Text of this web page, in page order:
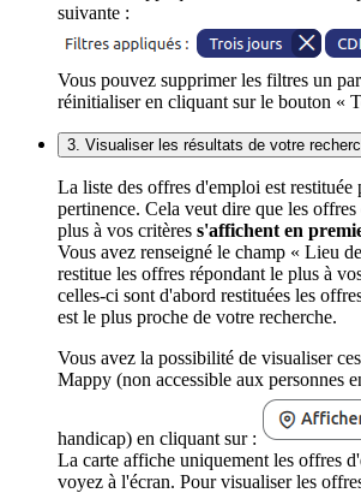
suivante :
Vous pouvez supprimer les filtres un
réinitialiser en cliquant sur le bouton «
3. Visualiser les résultats de votre
La liste des offres d'emploi est restituée
pertinence. Cela veut dire que les
plus à vos critères s'affichent en
Vous avez renseigné le champ « Lieu
restitue les offres répondant le plus à
celles-ci sont d'abord restituées les
est le plus proche de votre recherche.
Vous avez la possibilité de visualiser
Mappy (non accessible aux personnes
handicap) en cliquant sur :
La carte affiche uniquement les offres
voyez à l'écran. Pour visualiser les